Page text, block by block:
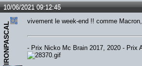
10/06/2021 09:12:45
IRONPASCAL vivement le week-end !! comme
- Prix Nicko Mc Brain 2017, 2020 - Prix